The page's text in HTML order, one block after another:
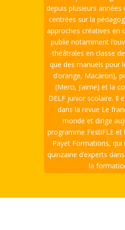
depuis plusieurs
centrées sur la
approches créatives en
publie notamment
théâtrales en classe
que des manuels pour
d’orange, Macaron),
(Merci, J’aime) et la
DELF junior scolaire. Il
dans la revue Le
monde et dirige
programme FestiFLE et
Payet Formations, qui
quinzaine d’experts
la